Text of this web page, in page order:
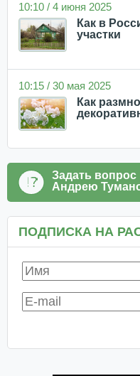
10:10 / 4 июня 2025
Как в
участки
10:15 / 30 мая 2025
Как
Задать вопрос
Андрею
ПОДПИСКА НА